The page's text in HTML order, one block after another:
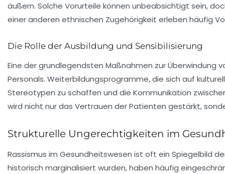
äußern. Solche Vorurteile können unbeabsichtigt sein,
einer anderen ethnischen Zugehörigkeit erleben häufig
Die Rolle der Ausbildung und Sensibilisierung
Eine der grundlegendsten Maßnahmen zur Überwindung
Personals. Weiterbildungsprogramme, die sich auf
Stereotypen zu schaffen und die Kommunikation
wird nicht nur das Vertrauen der Patienten gestärkt,
Strukturelle Ungerechtigkeiten im
Rassismus im Gesundheitswesen ist oft ein Spiegelbild
historisch marginalisiert wurden, haben häufig